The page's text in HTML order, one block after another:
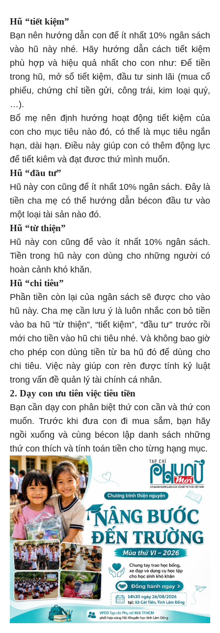
Hũ “tiết kiệm”
Bạn nên hướng dẫn con để ít nhất 10% ngân sách
vào hũ này nhé. Hãy hướng dẫn cách tiết kiệm
phù hợp và hiệu quả nhất cho con như: Để tiền
trong hũ, mở sổ tiết kiệm, đầu tư sinh lãi (mua cổ
phiếu, chứng chỉ tiền gửi, công trái, kim loại quý,
…).
Bố mẹ nên định hướng hoạt động tiết kiệm của
con cho mục tiêu nào đó, có thể là mục tiêu ngắn
hạn, dài hạn. Điều này giúp con có thêm động lực
để tiết kiêm và đạt đươc thứ mình muốn.
Hũ “đầu tư”
Hũ này con cũng để ít nhất 10% ngân sách. Đây là
tiền cha mẹ có thể hướng dẫn bécon đầu tư vào
một loại tài sản nào đó.
Hũ “từ thiện”
Hũ này con cũng để vào ít nhất 10% ngân sách.
Tiền trong hũ này con dùng cho những người có
hoàn cảnh khó khăn.
Hũ “chi tiêu”
Phần tiền còn lại của ngân sách sẽ được cho vào
hũ này. Cha mẹ cần lưu ý là luôn nhắc con bỏ tiền
vào ba hũ “từ thiện”, “tiết kiệm”, “đầu tư” trước rồi
mới cho tiền vào hũ chi tiêu nhé. Và không bao giờ
cho phép con dùng tiền từ ba hũ đó để dùng cho
chi tiêu. Việc này giúp con rèn được tính kỷ luật
trong vấn đề quản lý tài chính cá nhân.
2. Dạy con ưu tiên việc tiêu tiền
Bạn cần dạy con phân biệt thứ con cần và thứ con
muốn. Trước khi đưa con đi mua sắm, bạn hãy
ngồi xuống và cùng bécon lập danh sách những
thứ con thích và tính toán tiền cho từng hạng mục.